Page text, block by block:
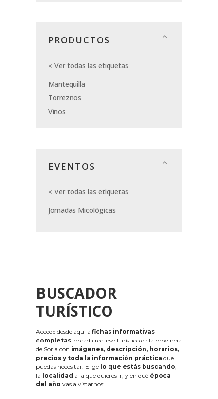
PRODUCTOS
Ver todas las etiquetas
Mantequilla
Torreznos
Vinos
EVENTOS
Ver todas las etiquetas
Jornadas Micológicas
BUSCADOR
TURÍSTICO
Accede desde aquí a fichas informativas
completas de cada recurso turístico de la provincia
de Soria con imágenes, descripción, horarios,
precios y toda la información práctica que
puedas necesitar. Elige lo que estás buscando,
la localidad a la que quieres ir, y en qué época
del año vas a vistarnos: